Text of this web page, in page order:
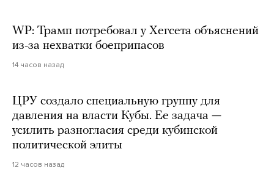
WP: Трамп потребовал у Хегсета объяснений
из-за нехватки боеприпасов
14 часов назад
ЦРУ создало специальную группу для
давления на власти Кубы. Ее задача —
усилить разногласия среди кубинской
политической элиты
12 часов назад